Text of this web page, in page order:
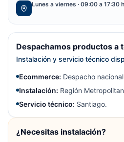
Lunes a viernes · 09:00 a 17:30
Despachamos productos a
Instalación y servicio técnico
Ecommerce: Despacho
Instalación: Región
Servicio técnico: Santiago.
¿Necesitas instalación?